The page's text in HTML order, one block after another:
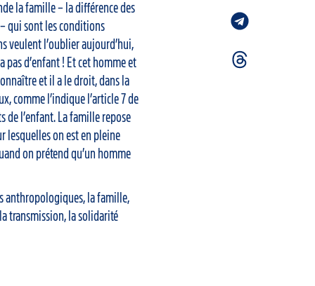
la famille – la différence des
qui sont les conditions
veulent l’oublier aujourd’hui,
pas d’enfant ! Et cet homme et
et il a le droit, dans la
comme l’indique l’article 7 de
de l’enfant. La famille repose
lesquelles on est en pleine
on prétend qu’un homme
anthropologiques, la famille,
transmission, la solidarité